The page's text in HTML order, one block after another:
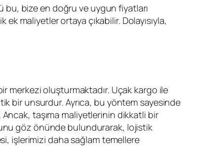
bu, bize en doğru ve uygun fiyatları
maliyetler ortaya çıkabilir. Dolayısıyla,
merkezi oluşturmaktadır. Uçak kargo ile
bir unsurdur. Ayrıca, bu yöntem sayesinde
taşıma maliyetlerinin dikkatli bir
göz önünde bulundurarak, lojistik
işlerimizi daha sağlam temellere